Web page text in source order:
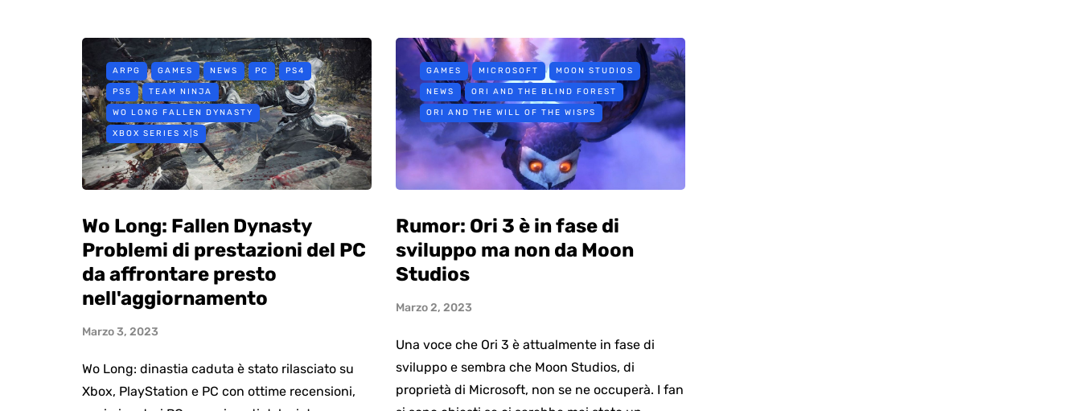
ARPG GAMES NEWS PC PS4
PS5 TEAM NINJA
WO LONG FALLEN DYNASTY
XBOX SERIES X|S
Wo Long: Fallen Dynasty
Problemi di prestazioni del PC
da affrontare presto
nell'aggiornamento
Marzo 3, 2023
Wo Long: dinastia caduta è stato rilasciato su
Xbox, PlayStation e PC con ottime recensioni,
GAMES MICROSOFT MOON STUDIOS
NEWS ORI AND THE BLIND FOREST
ORI AND THE WILL OF THE WISPS
Rumor: Ori 3 è in fase di
sviluppo ma non da Moon
Studios
Marzo 2, 2023
Una voce che Ori 3 è attualmente in fase di
sviluppo e sembra che Moon Studios, di
proprietà di Microsoft, non se ne occuperà. I fan